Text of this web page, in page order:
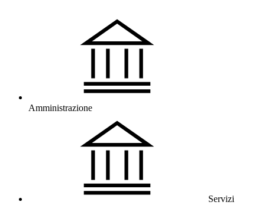
Amministrazione
Servizi